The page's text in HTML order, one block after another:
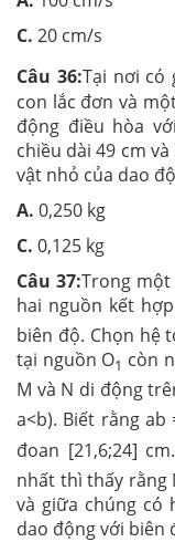
C. 20 cm/
Câu 36:Tại nơi có
con lắc đơn và
động điều hòa
chiều dài 49 cm
vật nhỏ của dao
A. 0,250
C. 0,125
Câu 37:Trong
hai nguồn kết
biên độ. Chọn hệ
tại nguồn O1 còn
M và N di động
a<b). Biết rằng ab
đoan [21,6;24]
nhất thì thấy rằng
và giữa chúng có
dao động với biên